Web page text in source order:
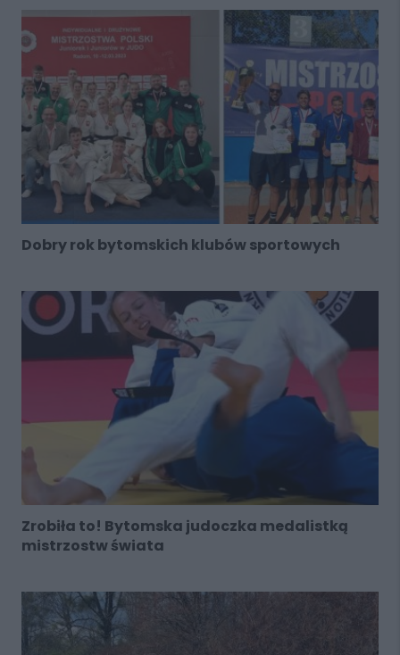
Dobry rok bytomskich klubów sportowych
Zrobiła to! Bytomska judoczka medalistką
mistrzostw świata